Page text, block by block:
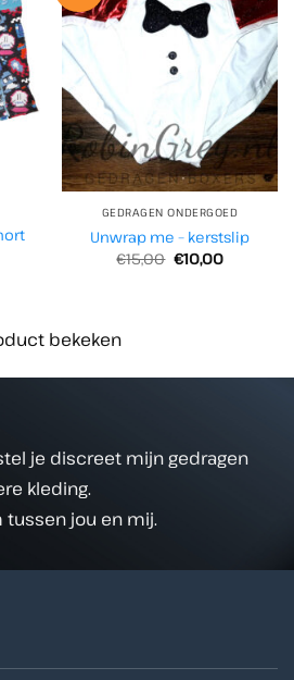
GEDRAGEN ONDERGOED
Unwrap me – kerstslip
€15,00 Oorspronkelijke
prijs
€10,00Huidige
bekeken
je discreet mijn gedragen
kleding.
jou en mij.